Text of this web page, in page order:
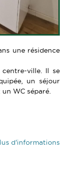
une résidence
ville. Il se
un séjour
WC séparé.
d'informations